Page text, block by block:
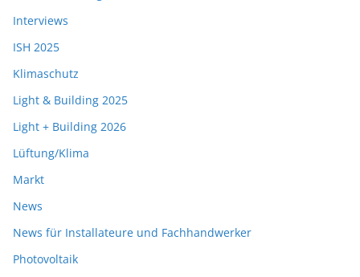
Interviews
ISH 2025
Klimaschutz
Light & Building 2025
Light + Building 2026
Lüftung/Klima
Markt
News
News für Installateure und Fachhandwerker
Photovoltaik